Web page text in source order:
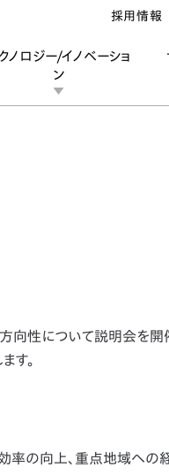
ノロジー/イノベーショ
ン
採用情報
性について説明会を開
す。
率の向上、重点地域への